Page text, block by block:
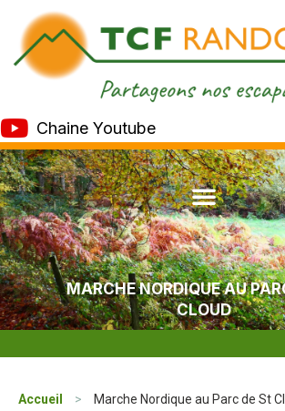
Chaine Youtube
MARCHE NORDIQUE AU
CLOUD
Accueil > Marche Nordique au Parc de St